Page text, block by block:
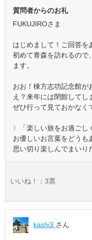
質問者からのお礼
FUKUJIROさま
はじめまして！ご回答を
初めて青森を訪れるので
ます。
おお！棟方志功記念館が
え？来年には閉館してし
ぜひ行って見ておかなく
〉「楽しい旅をお過ごし
お優しいお言葉をどうも
思い切り楽しんでまいり
いいね！： 3票
kashi3 さん